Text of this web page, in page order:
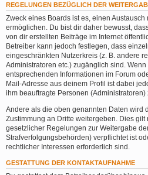
REGELUNGEN BEZÜGLICH DER
Zweck eines Boards ist es, einen
ermöglichen. Du bist dir daher bewusst,
von dir erstellten Beiträge im Internet
Betreiber kann jedoch festlegen, dass
eingeschränkten Nutzerkreis (z. B. andere
Administratoren etc.) zugänglich sind.
entsprechenden Informationen im Forum
Mail-Adresse aus deinem Profil ist dabei
ihm beauftragte Personen (Administratoren)
Andere als die oben genannten Daten wird
Zustimmung an Dritte weitergeben. Dies gilt
gesetzlicher Regelungen zur Weitergabe
Strafverfolgungsbehörden) verpflichtet ist
rechtlicher Interessen erforderlich sind.
GESTATTUNG DER KONTAKTAUFNAHME